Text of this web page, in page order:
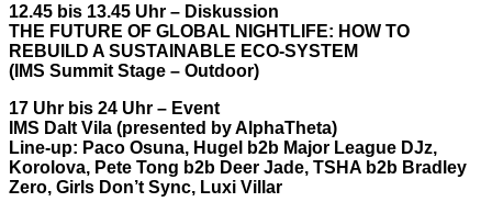
12.45 bis 13.45 Uhr – Diskussion
THE FUTURE OF GLOBAL NIGHTLIFE: HOW TO
REBUILD A SUSTAINABLE ECO-SYSTEM
(IMS Summit Stage – Outdoor)
17 Uhr bis 24 Uhr – Event
IMS Dalt Vila (presented by AlphaTheta)
Line-up: Paco Osuna, Hugel b2b Major League DJz,
Korolova, Pete Tong b2b Deer Jade, TSHA b2b Bradley
Zero, Girls Don’t Sync, Luxi Villar